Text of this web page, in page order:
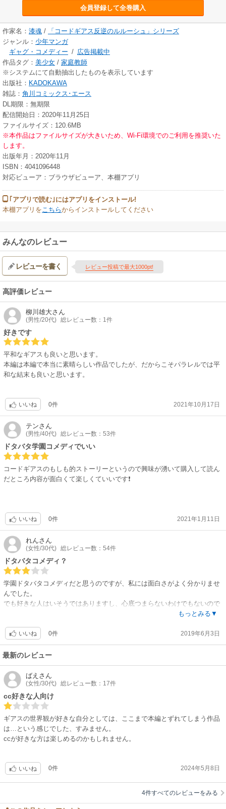
会員登録して全巻購入
作家名： 漆魂 /
「コードギアス反逆のルルーシュ」シリーズ
ジャンル： 少年マンガ
ギャグ・コメディー / 広告掲載中
作品タグ： 美少女 / 家庭教師
※システムにて自動抽出したものを表示しています
出版社： KADOKAWA
雑誌： 角川コミックス･エース
DL期限：無期限
配信開始日：2020年11月25日
ファイルサイズ：120.6MB
※本作品はファイルサイズが大きいため、Wi-Fi環境でのご利用を推奨いた
します。
出版年月：2020年11月
ISBN：4041096448
対応ビューア：ブラウザビューア、本棚アプリ
｢アプリで読む｣にはアプリをインストール!
本棚アプリを こちらからインストールしてください
みんなのレビュー
レビューを書く レビュー投稿で最大1000pt!
高評価レビュー
柳川雄大さん
(男性/20代) 総レビュー数：1件
好きです
平和なギアスも良いと思います。
本編は本編で本当に素晴らしい作品でしたが、だからこそパラレルでは平
和な結末も良いと思います。
いいね 0件 2021年10月17日
テンさん
(男性/40代) 総レビュー数：53件
ドタバタ学園コメディでいい
コードギアスのもしも的ストーリーというので興味が湧いて購入して読ん
だところ内容が面白くて楽しくていいです❗
いいね 0件 2021年1月11日
れんさん
(女性/30代) 総レビュー数：54件
ドタバタコメディ？
学園ドタバタコメディだと思うのですが、私には面白さがよく分かりませ
んでした。
でも好きな人はいそうではありますし、心底つまらないわけでもないので
もっとみる▼
いいね 0件 2019年6月3日
最新のレビュー
ばえ さん
(女性/30代) 総レビュー数：17件
cc好きな人向け
ギアスの世界観が好きな自分としては、ここまで本編とずれてしまう作品
は…という感じでした、すみません。
ccが好きな方は楽しめるのかもしれません。
いいね 0件 2024年5月8日
4件すべてのレビューをみる